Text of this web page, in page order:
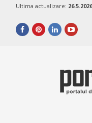
Ultima actualizare: